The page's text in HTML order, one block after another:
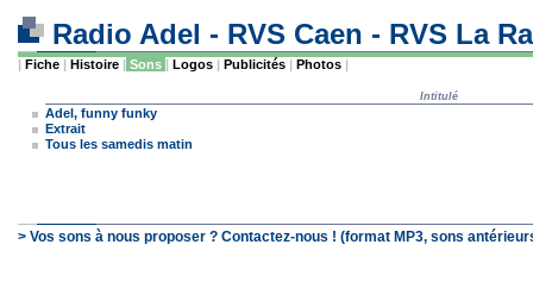
Radio Adel - RVS Caen - RVS La
| Fiche | Histoire | Sons | Logos | Publicités | Photos |
Intitulé
Adel, funny funky
Extrait
Tous les samedis matin
> Vos sons à nous proposer ? Contactez-nous ! (format MP3, sons